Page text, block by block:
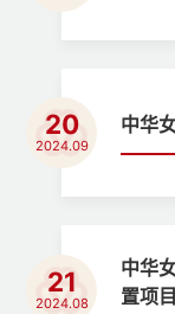
20
2024.09
中华
21
2024.08
中华
置项